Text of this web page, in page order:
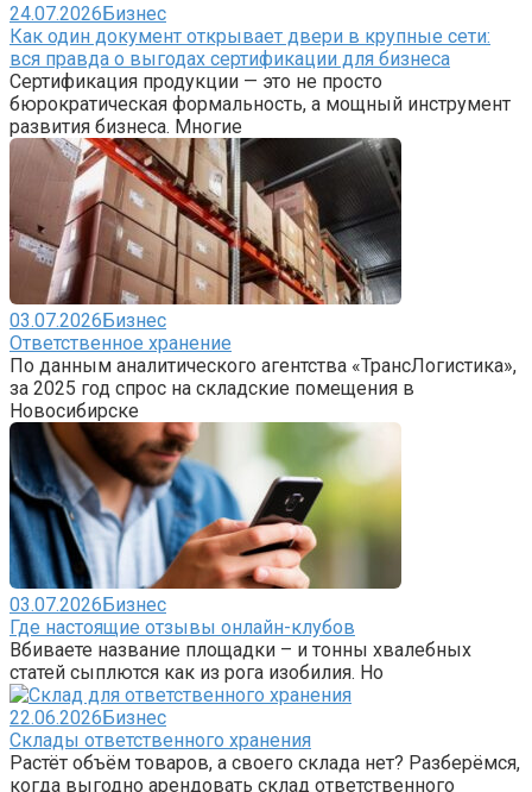
24.07.2026Бизнес
Как один документ открывает двери в крупные сети:
вся правда о выгодах сертификации для бизнеса
Сертификация продукции — это не просто
бюрократическая формальность, а мощный инструмент
развития бизнеса. Многие
03.07.2026Бизнес
Ответственное хранение
По данным аналитического агентства «ТрансЛогистика»,
за 2025 год спрос на складские помещения в
Новосибирске
03.07.2026Бизнес
Где настоящие отзывы онлайн-клубов
Вбиваете название площадки – и тонны хвалебных
статей сыплются как из рога изобилия. Но
22.06.2026Бизнес
Склады ответственного хранения
Растёт объём товаров, а своего склада нет? Разберёмся,
когда выгодно арендовать склад ответственного